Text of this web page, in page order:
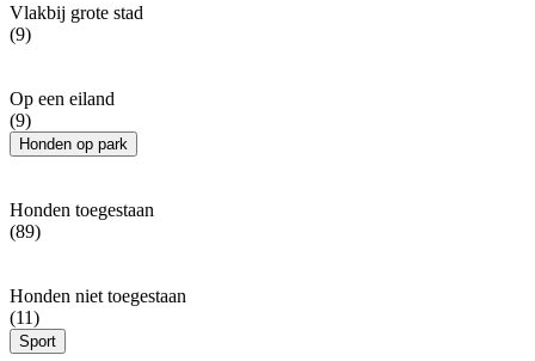
Vlakbij grote stad
(9)
Op een eiland
(9)
Honden op park
Honden toegestaan
(89)
Honden niet toegestaan
(11)
Sport